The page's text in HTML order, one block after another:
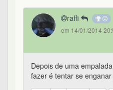
raffi
em 14/01/2014
Depois de uma
fazer é tentar se